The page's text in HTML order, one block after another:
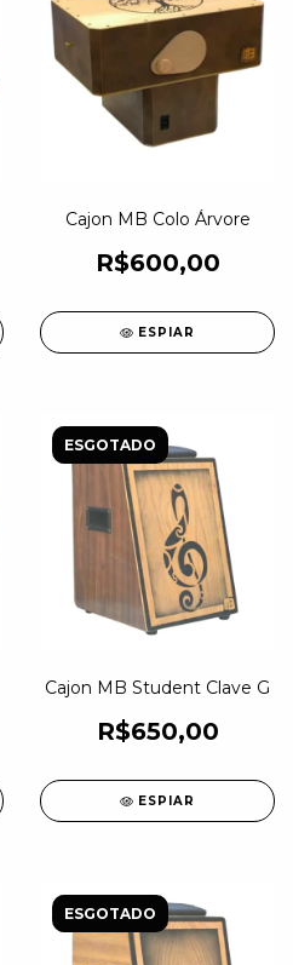
Cajon MB Colo Árvore
R$600,00
ESPIAR
ESGOTADO
Cajon MB Student Clave G
R$650,00
ESPIAR
ESGOTADO